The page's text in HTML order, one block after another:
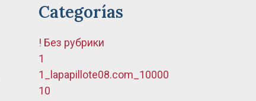
Categorías
! Без рубрики
1
1_lapapillote08.com_10000
10